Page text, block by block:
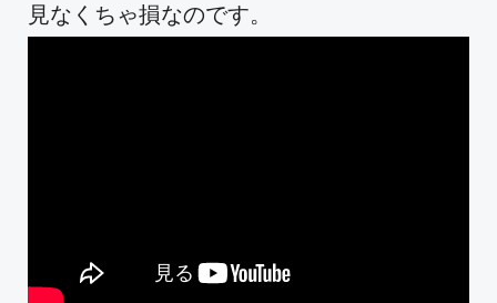
見なくちゃ損なのです。